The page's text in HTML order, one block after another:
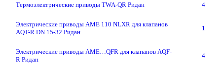
Термоэлектрические приводы TWA-QR Ридан 4
Электрические приводы AME 110 NLXR для клапанов
AQT-R DN 15-32 Ридан
1
Электрические приводы AME…QFR для клапанов AQF-
R Ридан
4